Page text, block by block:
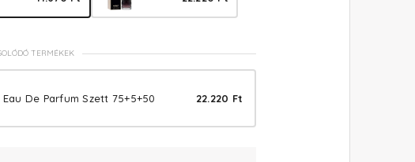
TERMÉKEK
Eau De Parfum Szett 75+5+50 22.220 Ft